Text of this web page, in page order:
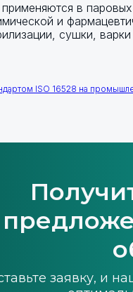
в
и
сушки,
ISO 16528 на
заявку, и